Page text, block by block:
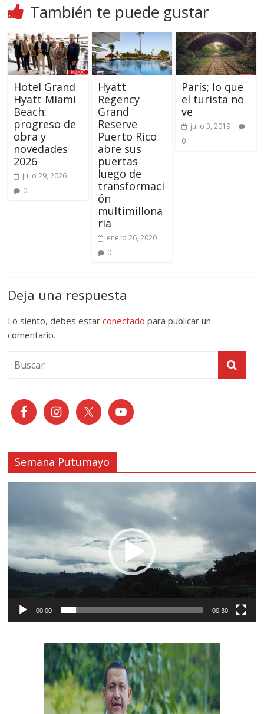
También te puede gustar
Hotel Grand
Hyatt Miami
Beach:
progreso de
obra y
novedades
2026
julio 29, 2026
0
Hyatt
Regency
Grand
Reserve
Puerto Rico
abre sus
puertas
luego de
transformaci
ón
multimillona
ria
enero 26, 2020
0
París; lo que
el turista no
ve
julio 3, 2019
0
Deja una respuesta
Lo siento, debes estarconectado para publicar un
comentario.
Semana Putumayo
00:00 00:30